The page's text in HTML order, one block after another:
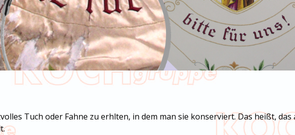
Tuch oder Fahne zu erhlten, in dem man sie konserviert. Das heißt,